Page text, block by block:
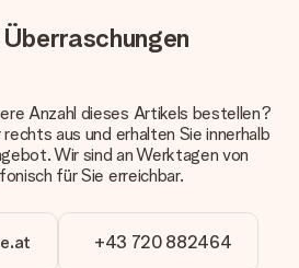
stehen zur Verfügung?
keine verschiedenen Lieferoptionen
das bestellt wird, wird als Paket oder
wird, kontaktiere bitte unseren
bezahlen?
Zahlungsoptionen an: Vorauskasse
Sofortüberweisung, Paypal,
Anzahl dieses Artikels bestellen?
rechts aus und erhalten Sie innerhalb
Wir sind an Werktagen von
für Sie erreichbar.
+43 720 882464